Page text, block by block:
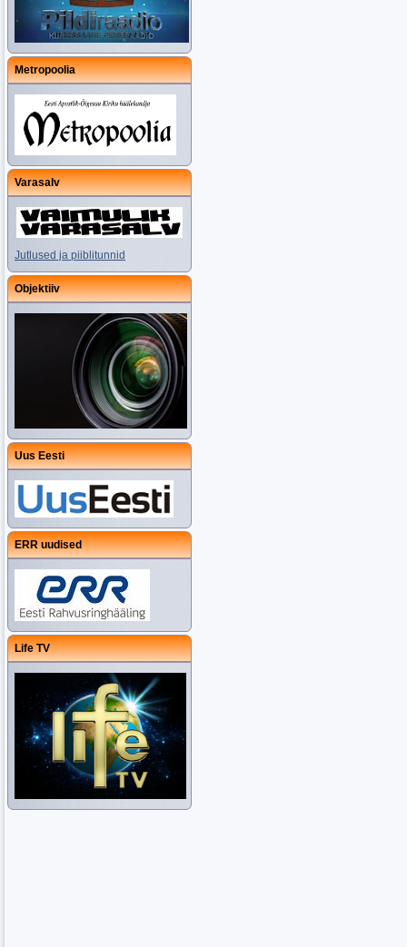
Metropoolia
Varasalv
Jutlused ja piiblitunnid
Objektiiv
Uus Eesti
ERR uudised
Life TV